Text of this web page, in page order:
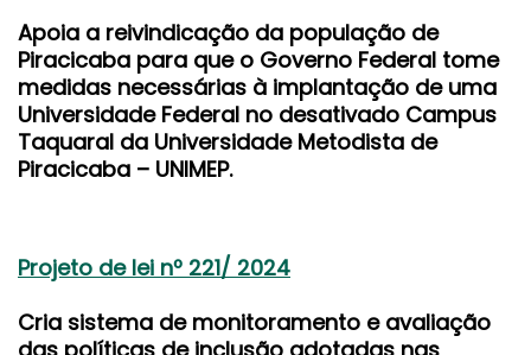
Apoia a reivindicação da população de
Piracicaba para que o Governo Federal tome
medidas necessárias à implantação de uma
Universidade Federal no desativado Campus
Taquaral da Universidade Metodista de
Piracicaba – UNIMEP.
Projeto de lei nº 221/ 2024
Cria sistema de monitoramento e avaliação
das políticas de inclusão adotadas nas